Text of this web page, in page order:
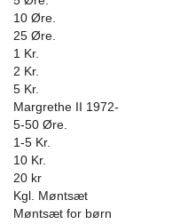
10 Øre.
25 Øre.
1 Kr.
2 Kr.
5 Kr.
Margrethe II 1972-
5-50 Øre.
1-5 Kr.
10 Kr.
20 kr
Kgl. Møntsæt
Møntsæt for børn